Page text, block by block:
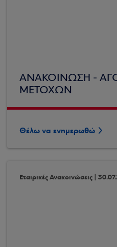
ΑΝΑΚΟΙΝΩΣΗ -
ΜΕΤΟΧΩΝ
Θέλω να ενημερωθώ
Εταιρικές Ανακοινώσεις |